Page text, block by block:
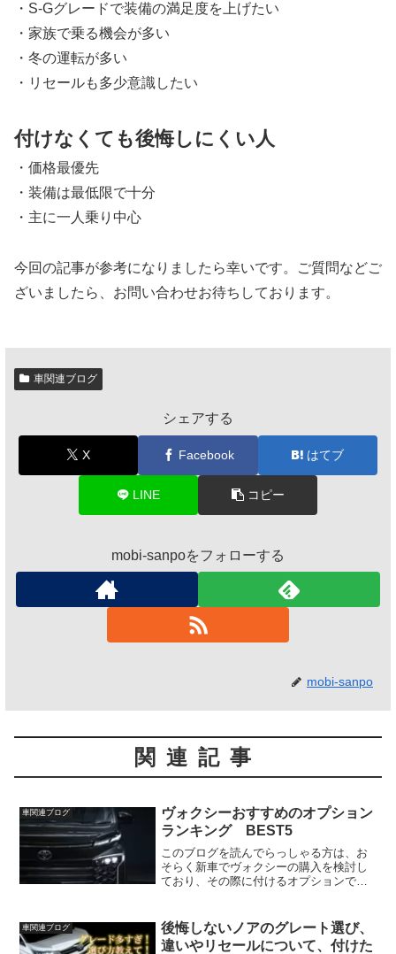
・S-Gグレードで装備の満足度を上げたい
・家族で乗る機会が多い
・冬の運転が多い
・リセールも多少意識したい
付けなくても後悔しにくい人
・価格最優先
・装備は最低限で十分
・主に一人乗り中心
今回の記事が参考になりましたら幸いです。ご質問などご
ざいましたら、お問い合わせお待ちしております。
車関連ブログ
シェアする
X Facebook はてブ
LINE コピー
mobi-sanpoをフォローする
mobi-sanpo
関連記事
車関連ブログ
ヴォクシーおすすめのオプション
ランキング BEST5
このブログを読んでらっしゃる方は、お
そらく新車でヴォクシーの購入を検討し
ており、その際に付けるオプションで悩
ある、私モビ散歩が「これは非常にオス
スメですよ！」というオ...
車関連ブログ
後悔しないノアのグレート選び、
違いやリセールについて、付けた